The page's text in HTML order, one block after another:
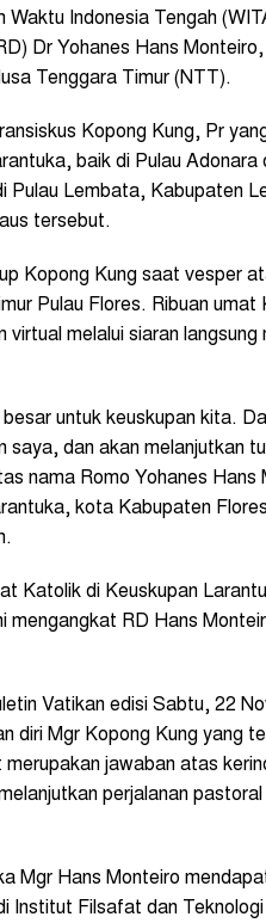
Indonesia Tengah
Dr Yohanes Hans
Tenggara Timur (NTT).
Kopong Kung, Pr
baik di Pulau Adonara
Pulau Lembata, Kabupaten
tersebut.
Kopong Kung saat vesper
Pulau Flores. Ribuan umat
melalui siaran langsung
untuk keuskupan kita.
saya, dan akan melanjutkan
nama Romo Yohanes Hans
kota Kabupaten
Katolik di Keuskupan
mengangkat RD Hans
Vatikan edisi Sabtu, 22
diri Mgr Kopong Kung yang
jawaban atas
perjalanan
Mgr Hans Monteiro
Institut Filsafat dan